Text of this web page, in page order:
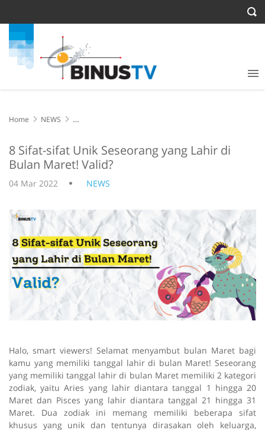
Home
NEWS
8 Sifat-sifat Unik Seseorang yang Lahir di
Bulan Maret! Valid?
04 Mar 2022 NEWS
Halo, smart viewers! Selamat menyambut bulan Maret bagi
kamu yang memiliki tanggal lahir di bulan Maret! Seseorang
yang memiliki tanggal lahir di bulan Maret memiliki 2 kategori
zodiak, yaitu Aries yang lahir diantara tanggal 1 hingga 20
Maret dan Pisces yang lahir diantara tanggal 21 hingga 31
Maret. Dua zodiak ini memang memiliki beberapa sifat
khusus yang unik dan tentunya dirasakan oleh keluarga,